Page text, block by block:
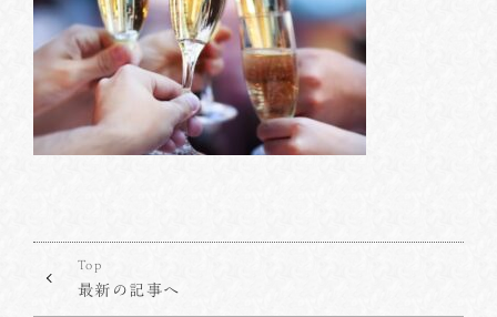
Top
最新の記事へ